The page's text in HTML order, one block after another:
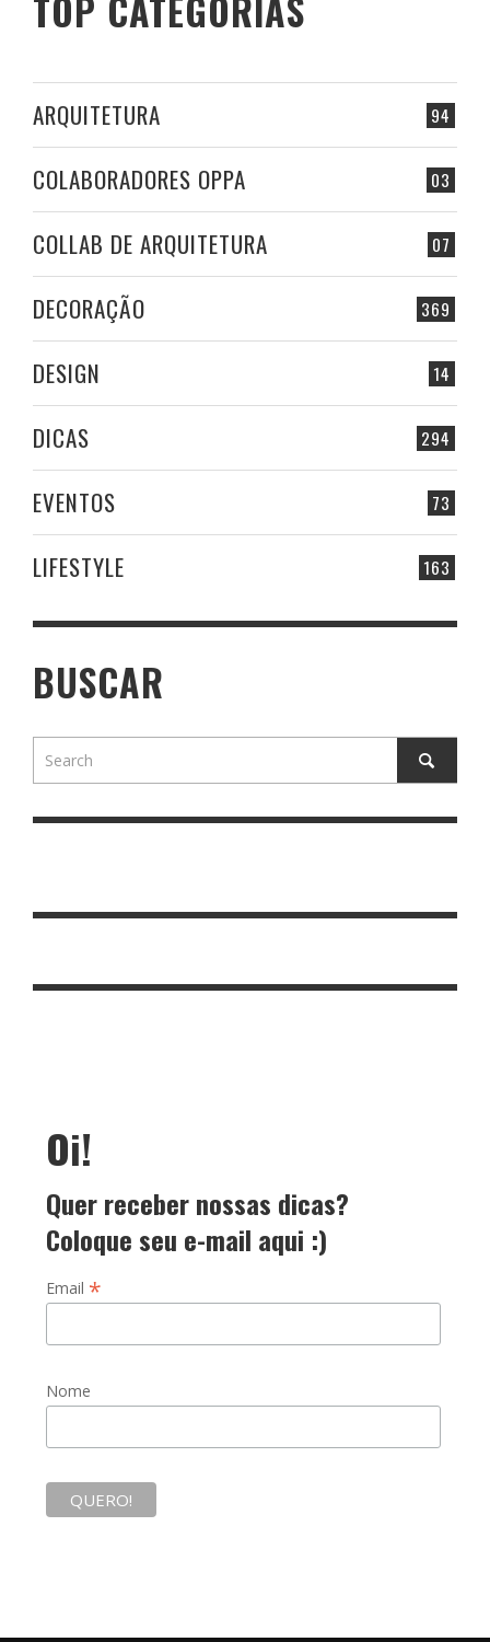
94
ARQUITETURA
03
COLABORADORES OPPA
07
COLLAB DE ARQUITETURA
369
DECORAÇÃO
14
DESIGN
294
DICAS
73
EVENTOS
163
LIFESTYLE
BUSCAR
Oi!
Quer receber nossas dicas?
Coloque seu e-mail aqui :)
Email *
Nome